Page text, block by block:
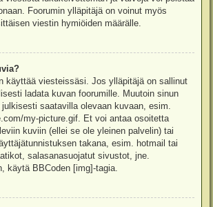
Foorumin ylläpitäjä on voinut myös
viestin hymiöiden määrälle.
käyttää viesteissäsi. Jos ylläpitäjä on sallinut
ladata kuvan foorumille. Muutoin sinun
saatavilla olevaan kuvaan, esim.
my-picture.gif. Et voi antaa osoitetta
kuviin (ellei se ole yleinen palvelin) tai
takana, esim. hotmail tai
salasanasuojatut sivustot, jne.
käytä BBCoden [img]-tagia.